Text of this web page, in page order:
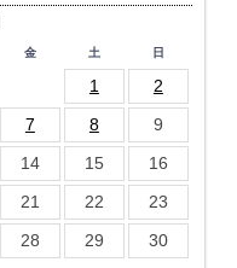
金 土 日
1
2
7 8
9
14 15
16
21 22
23
28 29
30